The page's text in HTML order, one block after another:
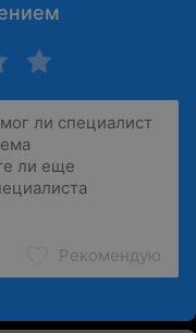
Рекомендую